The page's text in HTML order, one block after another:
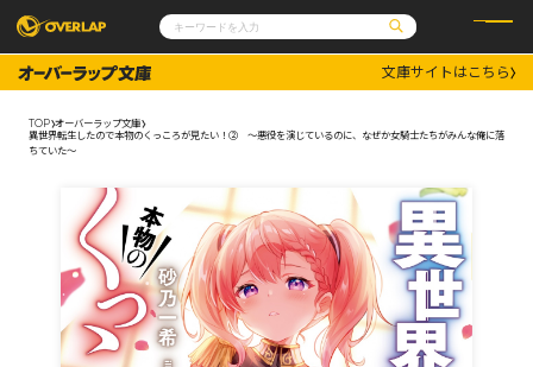
コミックガルド
コミッククリエ
LiQulle
ノベルス
ノベルスf
ポケットモンスター
アニメ
ゲーム
オーバーラップ広報室
企業
会社概要
採用情報
アクセス
オーバーラップホールディングス
お問い合わせはこちら
オーバーラップ文庫
オーバーラップノベルス
文庫サイトはこちら
TOP オーバーラップ文庫
異世界転生したので本物のくっころが見たい！② ～悪役を演じているのに、なぜか女騎士たちがみんな俺に落
ちていた～